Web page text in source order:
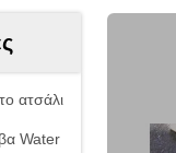
ατσάλι
Water